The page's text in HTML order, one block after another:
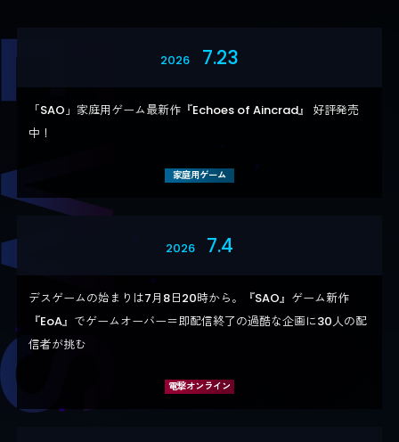
2026 7.23
「SAO」家庭用ゲーム最新作『Echoes of Aincrad』​ 好評発売
中！​
家庭用ゲーム
2026 7.4
デスゲームの始まりは7月8日20時から。『SAO』ゲーム新作
『EoA』でゲームオーバー＝即配信終了の過酷な企画に30人の配
信者が挑む
電撃オンライン